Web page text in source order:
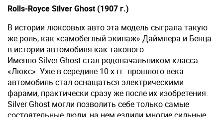
Rolls-Royce Silver Ghost (1907 г.)
В истории люксовых авто эта модель сыграла такую
же роль, как «самобеглый экипаж» Даймлера и Бенца
в истории автомобиля как такового.
Именно Silver Ghost стал родоначальником класса
«Люкс». Уже в середине 10-х гг. прошлого века
автомобиль стал оснащаться электрическими
фарами, практически сразу же после их изобретения.
Silver Ghost могли позволить себе только самые